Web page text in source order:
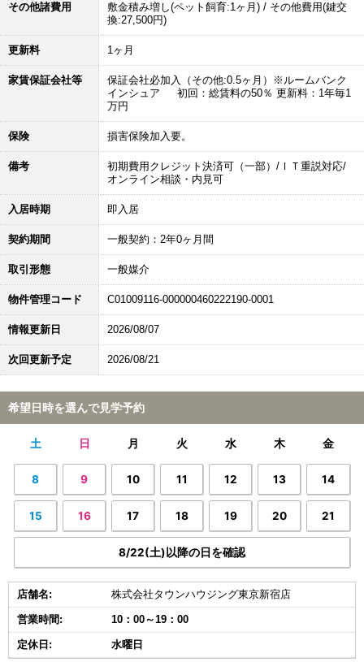
その他諸費用
敷金積み増し(ペット飼育:1ヶ月) / その他費用(鍵交
換:27,500円)
更新料 1ヶ月
家賃保証会社等
保証会社必加入（その他:0.5ヶ月）※ルームバンク
インシュア 初回：総賃料の50％ 更新料：1年毎1
万円
保険 損害保険加入要。
備考
初期費用クレジット決済可（一部）/ＩＴ重説対応/
オンライン相談・内見可
入居時期 即入居
契約期間 一般契約：2年0ヶ月間
取引形態 一般媒介
物件管理コード C01009116-000000460222190-0001
情報更新日 2026/08/07
次回更新予定 2026/08/21
希望日時を選んで見学予約
土 日 月 火 水 木 金
8 9 10 11 12 13 14
15 16 17 18 19 20 21
8/22(土)以降の日を確認
店舗名: 株式会社タウンハウジング東京新宿店
営業時間: 10：00～19：00
定休日: 水曜日